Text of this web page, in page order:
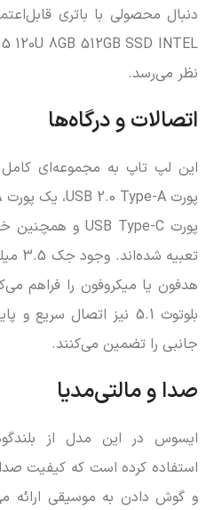
نظر می‌رسد.
اتصالات و درگاه‌ها
این لپ تاپ به مجموعه‌ای
بلوتوث 5.1 نیز اتصال
جانبی را تضمین می‌کنند.
صدا و مالتی‌مدیا
استفاده کرده است که کیفیت